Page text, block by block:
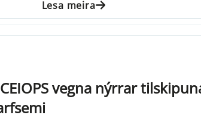
Lesa meira
vegna nýrrar